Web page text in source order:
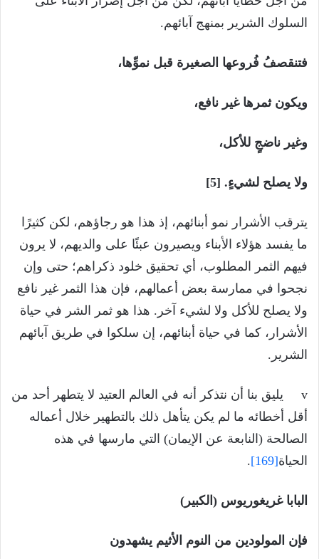
السلوك الشرير بمنهج آبائهم.
فتنقصفُ فُروعها الصغيرة قبل نموِّها،
ويكون ثمرها غير نافع،
وغير ناضجٍ للأكل،
ولا يصلح لشيءٍ. [5]
يترقب الأشرار نمو أبنائهم، إذ هذا هو رجاؤهم، لكن كثيرًا
ما يفسد هؤلاء الأبناء ويصيرون عبئًا على والديهم، لا يرون
فيهم الثمر المطلوب، أي تحقيق خلود ذكراهم؛ حتى وإن
نجحوا في ممارسة بعض أعمالهم، فإن هذا الثمر غير نافع
ولا يصلح للأكل ولا لشيء آخر. هذا هو ثمر الشر في حياة
الأشرار، كما في حياة أبنائهم، إن سلكوا في طريق آبائهم
الشرير.
v يليق بنا أن نتذكر أنه في العالم العتيد لا يتطهر أحد من
أقل أخطائه ما لم يكن يتأهل ذلك بالتطهير خلال أعماله
الصالحة (النابعة عن الإيمان) التي مارسها في هذه
الحياة[169]
.
البابا غريغوريوس (الكبير)
فإن المولودين من النوم الأثيم يشهدون